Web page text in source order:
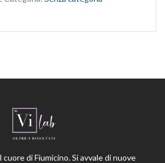
di Fiumicino. Si avvale di nuove